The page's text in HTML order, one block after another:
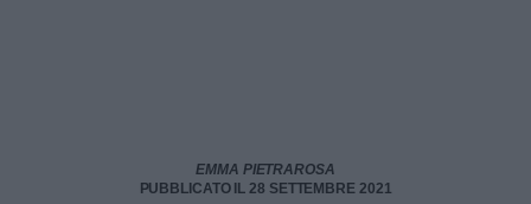
EMMA PIETRAROSA
PUBBLICATO IL 28 SETTEMBRE 2021